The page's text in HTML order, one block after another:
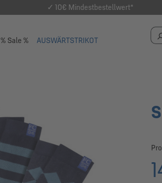
✓ 10€ Mindestbestellwert*
% Sale % AUSWÄRTSTRIKOT